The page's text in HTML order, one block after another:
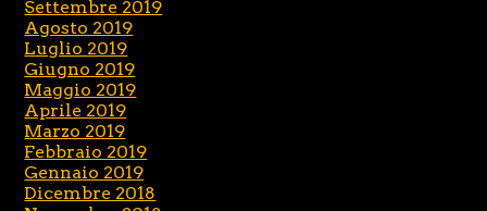
Settembre 2019
Agosto 2019
Luglio 2019
Giugno 2019
Maggio 2019
Aprile 2019
Marzo 2019
Febbraio 2019
Gennaio 2019
Dicembre 2018